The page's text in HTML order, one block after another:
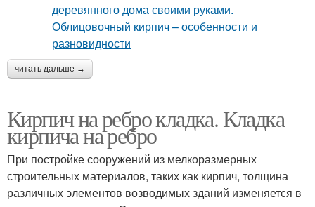
читать дальше →
Кирпич на ребро кладка. Кладка
кирпича на ребро
При постройке сооружений из мелкоразмерных
строительных материалов, таких как кирпич, толщина
различных элементов возводимых зданий изменяется в